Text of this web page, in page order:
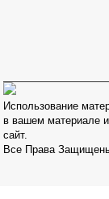
Использование
в вашем материале
сайт.
Все Права